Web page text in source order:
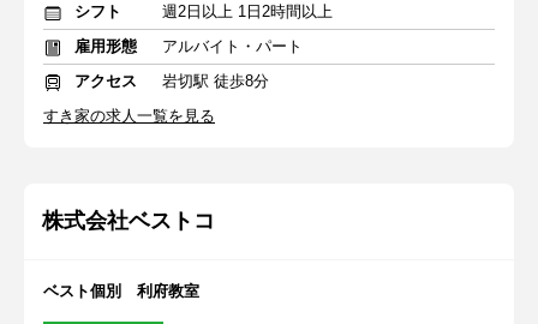
シフト
週2日以上 1日2時間以上
雇用形態
アルバイト・パート
アクセス
岩切駅 徒歩8分
すき家の求人一覧を見る
株式会社ベストコ
ベスト個別 利府教室